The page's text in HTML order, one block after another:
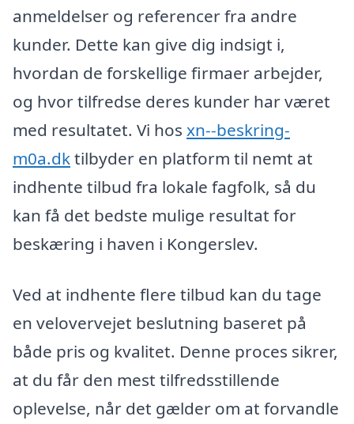
anmeldelser og referencer fra andre
kunder. Dette kan give dig indsigt i,
hvordan de forskellige firmaer arbejder,
og hvor tilfredse deres kunder har været
med resultatet. Vi hos xn--beskring-
m0a.dktilbyder en platform til nemt at
indhente tilbud fra lokale fagfolk, så du
kan få det bedste mulige resultat for
beskæring i haven i Kongerslev.
Ved at indhente flere tilbud kan du tage
en velovervejet beslutning baseret på
både pris og kvalitet. Denne proces sikrer,
at du får den mest tilfredsstillende
oplevelse, når det gælder om at forvandle